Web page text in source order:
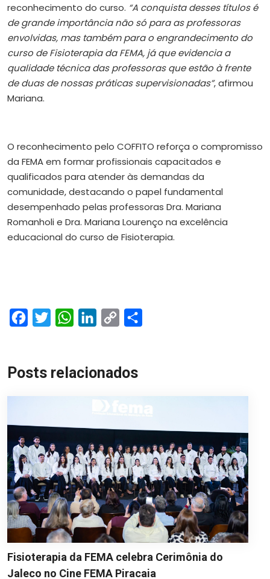
reconhecimento do curso. “A conquista desses títulos é
de grande importância não só para as professoras
envolvidas, mas também para o engrandecimento do
curso de Fisioterapia da FEMA, já que evidencia a
qualidade técnica das professoras que estão à frente
de duas de nossas práticas supervisionadas”, afirmou
Mariana.
O reconhecimento pelo COFFITO reforça o compromisso
da FEMA em formar profissionais capacitados e
qualificados para atender às demandas da
comunidade, destacando o papel fundamental
desempenhado pelas professoras Dra. Mariana
Romanholi e Dra. Mariana Lourenço na excelência
educacional do curso de Fisioterapia.
FacebookTwitterWhatsAppLinkedIn
Copy
Posts relacionados
Fisioterapia da FEMA celebra Cerimônia do
Jaleco no Cine FEMA Piracaia